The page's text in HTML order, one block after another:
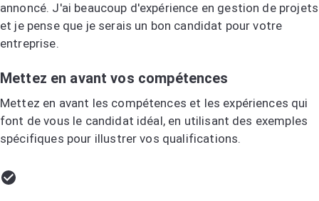
annoncé. J'ai beaucoup d'expérience en gestion de projets
et je pense que je serais un bon candidat pour votre
entreprise.
Mettez en avant vos compétences
Mettez en avant les compétences et les expériences qui
font de vous le candidat idéal, en utilisant des exemples
spécifiques pour illustrer vos qualifications.